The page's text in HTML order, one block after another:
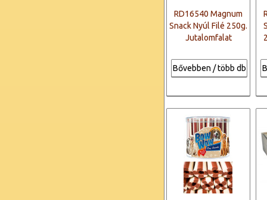
RD16540 Magnum
Snack Nyúl Filé 250g.
Jutalomfalat
Bővebben / több db